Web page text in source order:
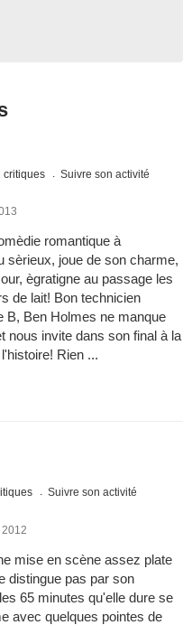
critiques Suivre son activité
romantique à
sèrieux, joue de son charme,
ègratigne au passage les
de lait! Bon technicien
B, Ben Holmes ne manque
nous invite dans son final à la
Rien ...
Suivre son activité
mise en scène assez plate
distingue pas par son
65 minutes qu'elle dure se
avec quelques pointes de